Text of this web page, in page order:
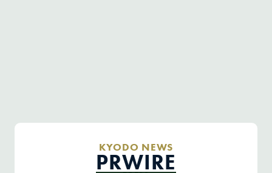
KYODO NEWS
PRWIRE